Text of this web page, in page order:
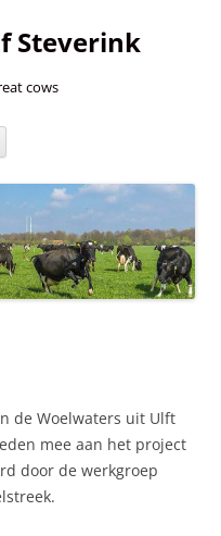
Steverink
cows
de Woelwaters uit Ulft
mee aan het project
door de werkgroep